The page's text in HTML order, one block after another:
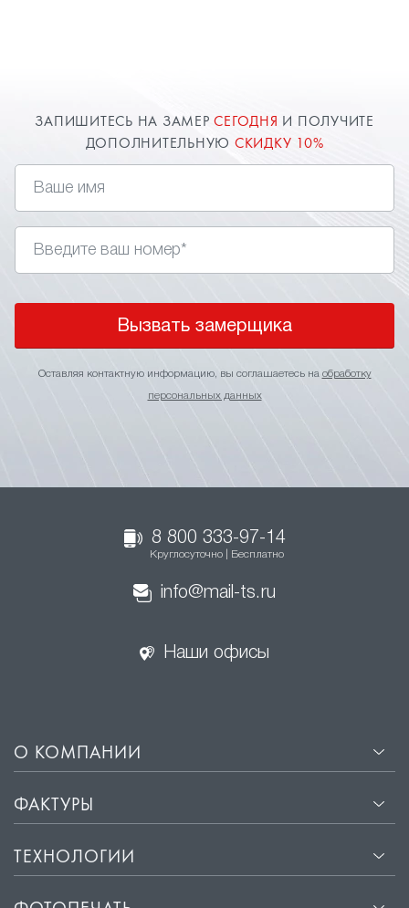
ЗАПИШИТЕСЬ НА ЗАМЕРСЕГОДНЯ И ПОЛУЧИТЕ
ДОПОЛНИТЕЛЬНУЮ СКИДКУ 10%
Вызвать замерщика
Оставляя контактную информацию, вы соглашаетесь на обработку
персональных данных
8 800 333-97-14
Круглосуточно | Бесплатно
info@mail-ts.ru
Наши офисы
О КОМПАНИИ
ФАКТУРЫ
ТЕХНОЛОГИИ